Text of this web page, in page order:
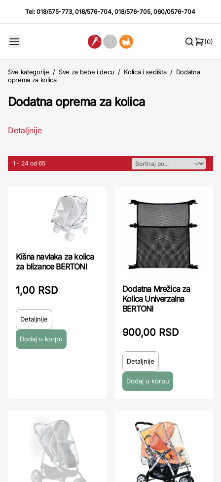
Tel:018/575-773,018/576-704,018/576-705,060/0576-704
(0)
Sve kategorije / Sve za bebe i decu / Kolica i sedišta / Dodatna
oprema za kolica
Dodatna oprema za kolica
Detaljnije
1 - 24 od 65
Kišna navlaka za kolica
za blizance BERTONI
1,00 RSD
Detaljnije
Dodatna Mrežica za
Kolica Univerzalna
BERTONI
900,00 RSD
Detaljnije